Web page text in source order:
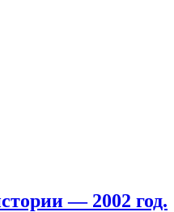
— 2002 год.